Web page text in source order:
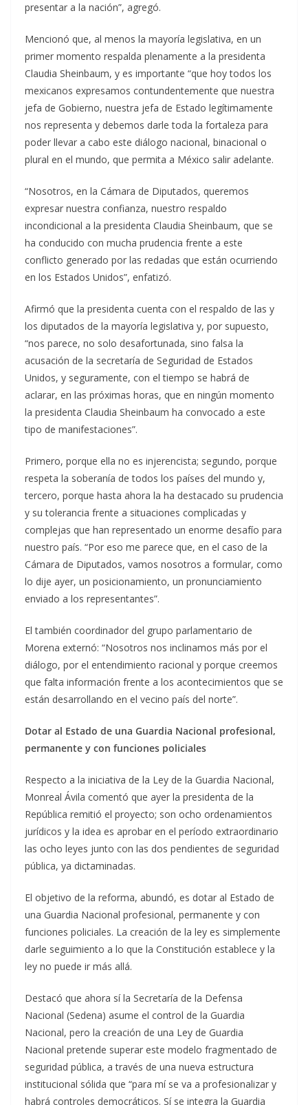
presentar a la nación”, agregó.
Mencionó que, al menos la mayoría legislativa, en un
primer momento respalda plenamente a la presidenta
Claudia Sheinbaum, y es importante “que hoy todos los
mexicanos expresamos contundentemente que nuestra
jefa de Gobierno, nuestra jefa de Estado legítimamente
nos representa y debemos darle toda la fortaleza para
poder llevar a cabo este diálogo nacional, binacional o
plural en el mundo, que permita a México salir adelante.
“Nosotros, en la Cámara de Diputados, queremos
expresar nuestra confianza, nuestro respaldo
incondicional a la presidenta Claudia Sheinbaum, que se
ha conducido con mucha prudencia frente a este
conflicto generado por las redadas que están ocurriendo
en los Estados Unidos”, enfatizó.
Afirmó que la presidenta cuenta con el respaldo de las y
los diputados de la mayoría legislativa y, por supuesto,
“nos parece, no solo desafortunada, sino falsa la
acusación de la secretaría de Seguridad de Estados
Unidos, y seguramente, con el tiempo se habrá de
aclarar, en las próximas horas, que en ningún momento
la presidenta Claudia Sheinbaum ha convocado a este
tipo de manifestaciones”.
Primero, porque ella no es injerencista; segundo, porque
respeta la soberanía de todos los países del mundo y,
tercero, porque hasta ahora la ha destacado su prudencia
y su tolerancia frente a situaciones complicadas y
complejas que han representado un enorme desafío para
nuestro país. “Por eso me parece que, en el caso de la
Cámara de Diputados, vamos nosotros a formular, como
lo dije ayer, un posicionamiento, un pronunciamiento
enviado a los representantes”.
El también coordinador del grupo parlamentario de
Morena externó: “Nosotros nos inclinamos más por el
diálogo, por el entendimiento racional y porque creemos
que falta información frente a los acontecimientos que se
están desarrollando en el vecino país del norte”.
Dotar al Estado de una Guardia Nacional profesional,
permanente y con funciones policiales
Respecto a la iniciativa de la Ley de la Guardia Nacional,
Monreal Ávila comentó que ayer la presidenta de la
República remitió el proyecto; son ocho ordenamientos
jurídicos y la idea es aprobar en el período extraordinario
las ocho leyes junto con las dos pendientes de seguridad
pública, ya dictaminadas.
El objetivo de la reforma, abundó, es dotar al Estado de
una Guardia Nacional profesional, permanente y con
funciones policiales. La creación de la ley es simplemente
darle seguimiento a lo que la Constitución establece y la
ley no puede ir más allá.
Destacó que ahora sí la Secretaría de la Defensa
Nacional (Sedena) asume el control de la Guardia
Nacional, pero la creación de una Ley de Guardia
Nacional pretende superar este modelo fragmentado de
seguridad pública, a través de una nueva estructura
institucional sólida que “para mí se va a profesionalizar y
habrá controles democráticos. Sí se integra la Guardia